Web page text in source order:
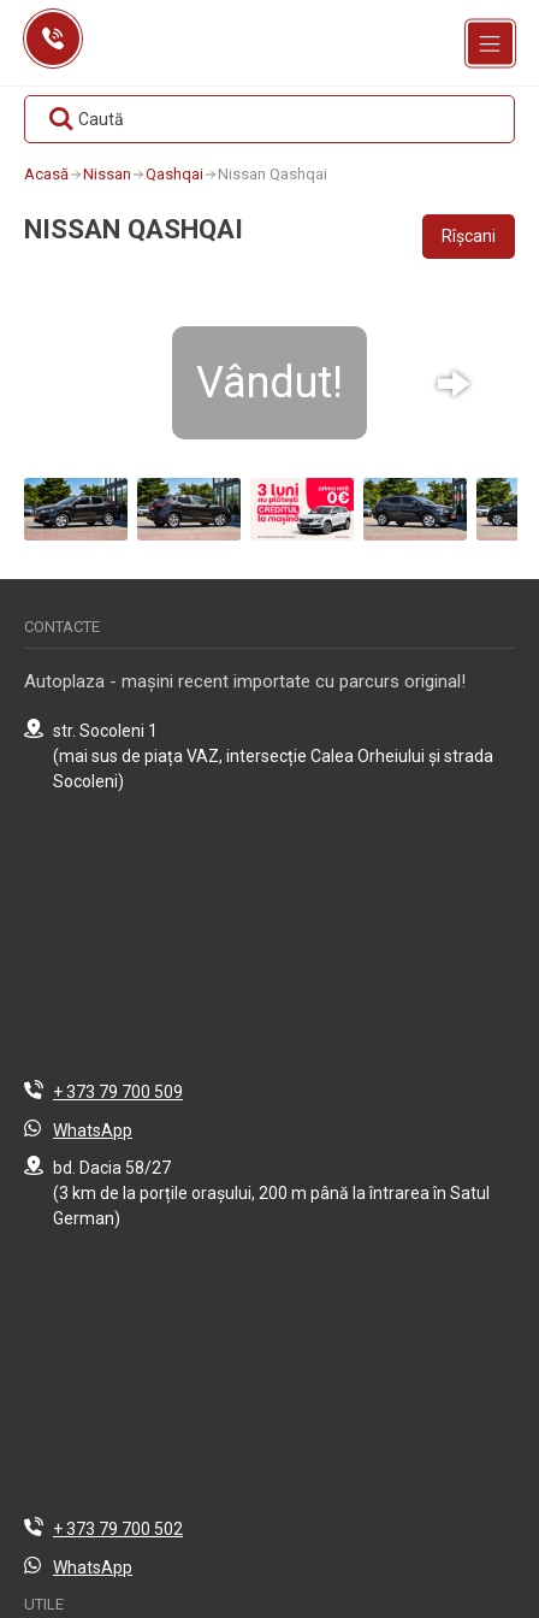
Skip
content
Caută
Acasă Nissan Qashqai Nissan Qashqai
NISSAN QASHQAI Rîșcani
Vândut!
CONTACTE
Autoplaza - mașini recent importate cu parcurs original!
str. Socoleni 1
(mai sus de piața VAZ, intersecție Calea Orheiului și strada
Socoleni)
+ 373 79 700 509
WhatsApp
bd. Dacia 58/27
(3 km de la porțile orașului, 200 m până la întrarea în Satul
German)
+ 373 79 700 502
WhatsApp
UTILE